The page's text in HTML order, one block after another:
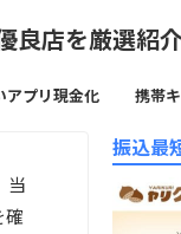
良店を厳選紹
アプリ現金化 携帯
当
確
振込最